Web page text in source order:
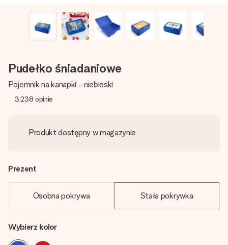
Pudełko śniadaniowe
Pojemnik na kanapki - niebieski
3,238 opinie
Produkt dostępny w magazynie
Prezent
Osobna pokrywa Stała pokrywka
Wybierz kolor